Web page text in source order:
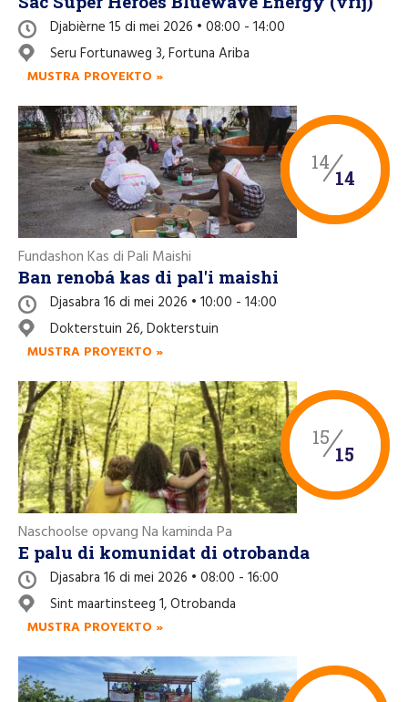
Djabièrne 15 di mei 2026 • 08:00 - 14:00
Seru Fortunaweg 3, Fortuna Ariba
MUSTRA PROYEKTO »
14
14
Fundashon Kas di Pali Maishi
Ban renobá kas di pal'i maishi
Djasabra 16 di mei 2026 • 10:00 - 14:00
Dokterstuin 26, Dokterstuin
MUSTRA PROYEKTO »
15
15
Naschoolse opvang Na kaminda Pa
E palu di komunidat di otrobanda
Djasabra 16 di mei 2026 • 08:00 - 16:00
Sint maartinsteeg 1, Otrobanda
MUSTRA PROYEKTO »